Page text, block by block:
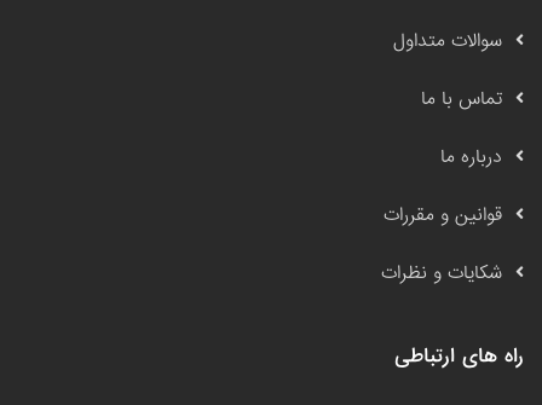
سوالات متداول
تماس با ما
درباره ما
قوانین و مقررات
شکایات و نظرات
راه های ارتباطی